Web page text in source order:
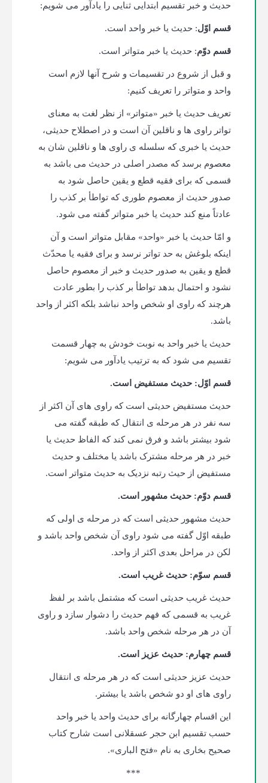
حدیث و خبر تقسیم ابتدایی ثنایی را یادآور می شویم:
قسم اوّل: حدیث یا خبر واحد است.
قسم دوّم: حدیث یا خبر متواتر است.
و قبل از شروع در تقسیمات و شرح آنها لازم است
واحد و متواتر را تعریف کنیم:
تعریف حدیث یا خبر «متواتر» از نظر لغت به معنای
تواتر راوی ها و ناقلین آن است و در اصطلاح حدیثی،
حدیث یا خبری که سلسله ی راوی ها و ناقلین شان به
معصوم برسد که مصدر اصلی در حدیث می باشد به
قسمی که برای فقیه قطع و یقین حاصل شود به
صدور حدیث از معصوم طوری که تواطأ بر کذب را
عادتاً منع کند حدیث یا خبر متواتر گفته می شود.
و امّا حدیث یا خبر «واحد» مقابل متواتر است و آن
اینکه بلوغش به حد تواتر نرسد و برای فقیه یا محدّث
قطع و یقین به صدور حدیث و خبر از معصوم حاصل
نشود و احتمال بدهد تواطأ بر کذب را بطور عادت
هرچند که راوی او شخص واحد نباشد بلکه اکثر از واحد
باشد.
حدیث یا خبر واحد به نوبت خودش به چهار قسمت
تقسیم می شود که به ترتیب یادآور می شویم:
قسم اوّل: حدیث مستفیض است.
حدیث مستفیض حدیثی است که راوی های آن اکثر از
سه نفر در هر مرحله ی انتقال که طبقه گفته می
شود بیشتر باشد و فرق نمی کند که الفاظ حدیث یا
خبر در هر مرحله مشترک باشد یا مختلف و حدیث
مستفیض از حیث رتبه نزدیک به حدیث متواتر است.
قسم دوّم: حدیث مشهور است.
حدیث مشهور حدیثی است که در مرحله ی اولی که
طبقه اوّل گفته می شود راوی آن شخص واحد باشد و
لکن در مراحل بعدی اکثر از واحد.
قسم سوّم: حدیث غریب است.
حدیث غریب حدیثی است که مشتمل باشد بر لفظ
غریب به قسمی که فهم حدیث را دشوار سازد و راوی
آن در هر مرحله شخص واحد باشد.
قسم چهارم: حدیث عزیز است.
حدیث عزیز حدیثی است که در هر مرحله ی انتقال
راوی های او دو شخص باشد یا بیشتر.
این اقسام چهارگانه برای حدیث واحد یا خبر واحد
حسب تقسیم ابن حجر عسقلانی است شارح کتاب
صحیح بخاری به نام «فتح الباری».
***